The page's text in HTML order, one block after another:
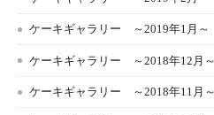
ケーキギャラリー ～2019年1月～
ケーキギャラリー ～2018年12月～
ケーキギャラリー ～2018年11月～